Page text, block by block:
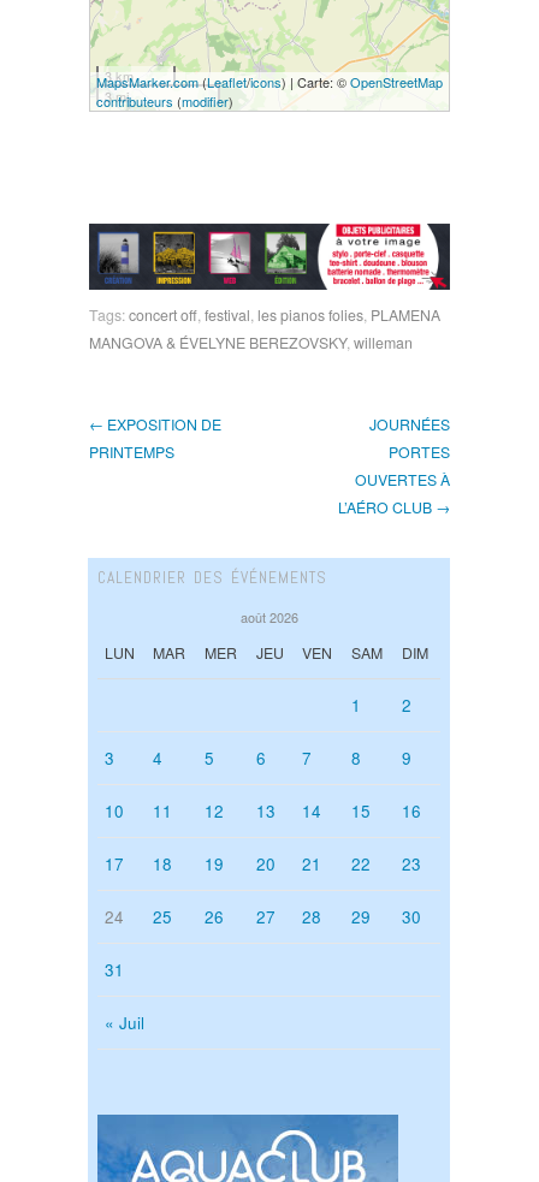
3 km
3 mi
MapsMarker.com(Leaflet/icons) | Carte: ©OpenStreetMap
contributeurs (modifier)
Tags:concert off,festival, les pianos folies, PLAMENA
MANGOVA & ÉVELYNE BEREZOVSKY,willeman
← EXPOSITION DE
PRINTEMPS
JOURNÉES
PORTES
OUVERTES À
L’AÉRO CLUB →
CALENDRIER DES ÉVÉNEMENTS
août 2026
LUN MAR MER JEU VEN SAM DIM
« Juil
1 2
3 4 5 6 7 8 9
10 11 12 13 14 15 16
17 18 19 20 21 22 23
24 25 26 27 28 29 30
31